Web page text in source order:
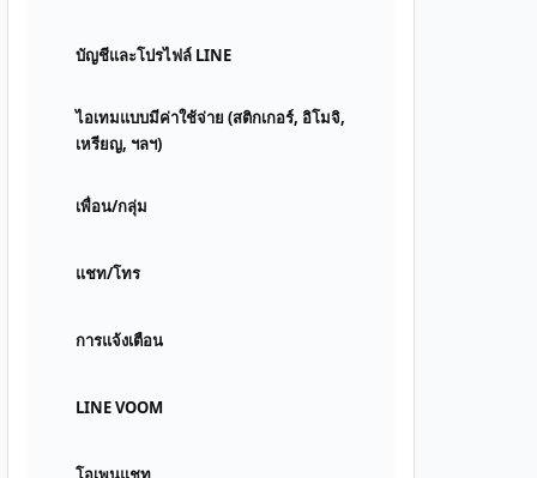
บัญชีและโปรไฟล์ LINE
ไอเทมแบบมีค่าใช้จ่าย (สติกเกอร์, อิโมจิ,
เหรียญ, ฯลฯ)
เพื่อน/กลุ่ม
แชท/โทร
การแจ้งเตือน
LINE VOOM